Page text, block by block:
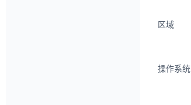
区域
操作系统